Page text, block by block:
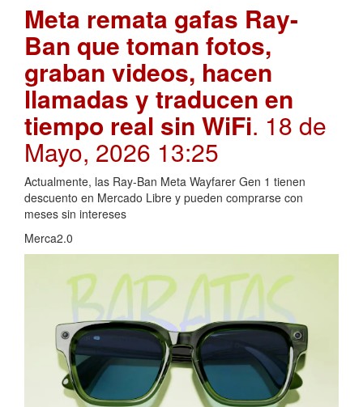
Meta remata gafas Ray-
Ban que toman fotos,
graban videos, hacen
llamadas y traducen en
tiempo real sin WiFi. 18 de
Mayo, 2026 13:25
Actualmente, las Ray-Ban Meta Wayfarer Gen 1 tienen
descuento en Mercado Libre y pueden comprarse con
meses sin intereses
Merca2.0